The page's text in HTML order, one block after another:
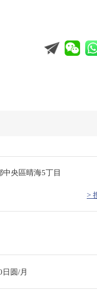
中央區晴海5丁目
>
日圆/月